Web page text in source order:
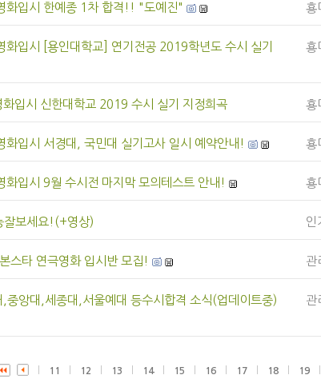
화입시 한예종 1차 합격!! "도예진" 횽
화입시 [용인대학교] 연기전공 2019학년도 수시 실기 횽
화입시 신한대학교 2019 수시 실기 지정희곡 횽
화입시 서경대, 국민대 실기고사 일시 예약안내! 횽
화입시 9월 수시전 마지막 모의테스트 안내! 횽
잘보세요!(+영상) 인
스타 연극영화 입시반 모집! 관
앙대,세종대,서울예대 등수시합격 소식(업데이트중) 관
11 12 13 14 15 16 17 18 19